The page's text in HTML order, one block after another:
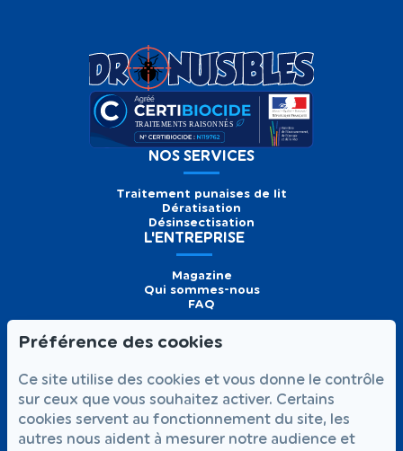
NOS SERVICES
Traitement punaises de lit
Dératisation
Désinsectisation
L'ENTREPRISE
Magazine
Qui sommes-nous
FAQ
01 56 93 60 26
Appelez-nous
Formulaire de
contact
Prendre
rendez-vous
NOUS SUIVRE
Préférence des cookies
Ce site utilise des cookies et vous donne le contrôle
sur ceux que vous souhaitez activer. Certains
cookies servent au fonctionnement du site, les
autres nous aident à mesurer notre audience et